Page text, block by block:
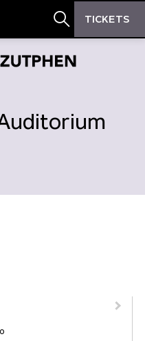
Zoekbalk
TICKETS
Zoeken